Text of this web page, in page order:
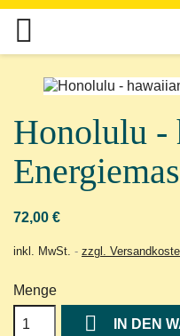

Honolulu -
72,00 €
inkl. MwSt. zzgl.
Menge
 IN DEN